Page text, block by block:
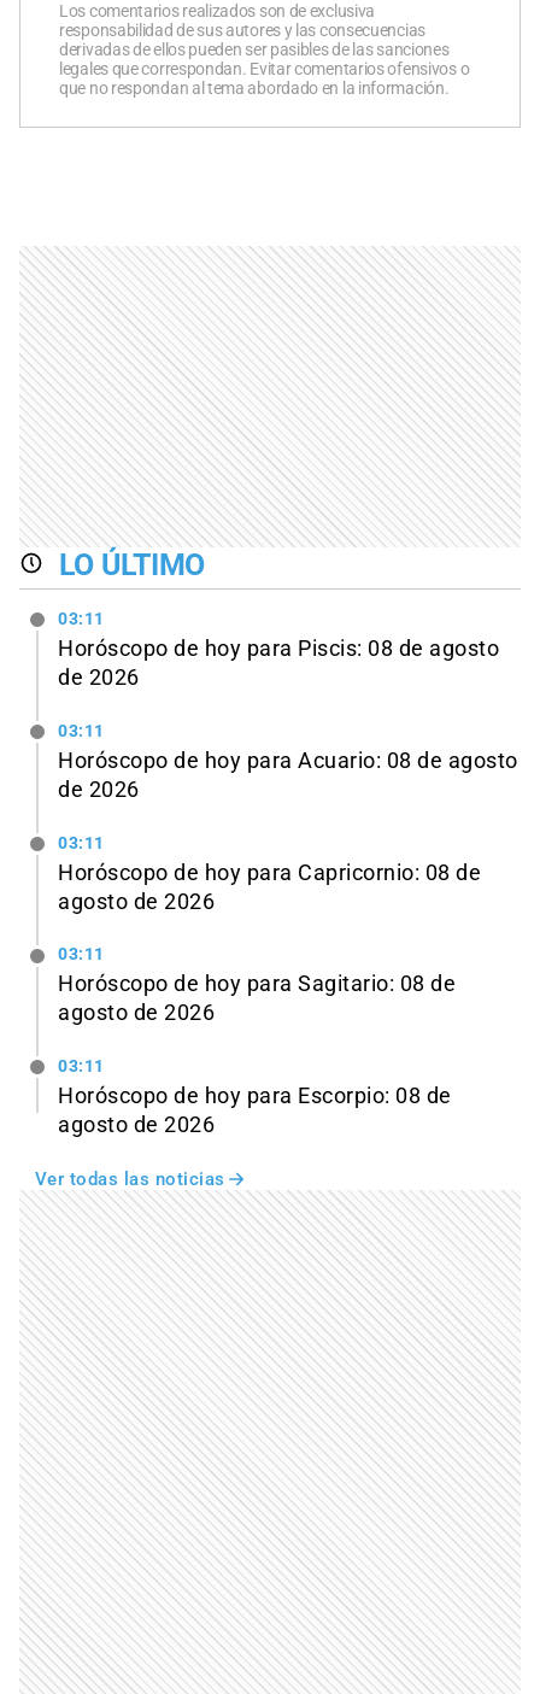
Los comentarios realizados son de exclusiva
responsabilidad de sus autores y las consecuencias
derivadas de ellos pueden ser pasibles de las sanciones
legales que correspondan. Evitar comentarios ofensivos o
que no respondan al tema abordado en la información.
LO ÚLTIMO
03:11
Horóscopo de hoy para Piscis: 08 de agosto
de 2026
03:11
Horóscopo de hoy para Acuario: 08 de agosto
de 2026
03:11
Horóscopo de hoy para Capricornio: 08 de
agosto de 2026
03:11
Horóscopo de hoy para Sagitario: 08 de
agosto de 2026
03:11
Horóscopo de hoy para Escorpio: 08 de
agosto de 2026
Ver todas las noticias